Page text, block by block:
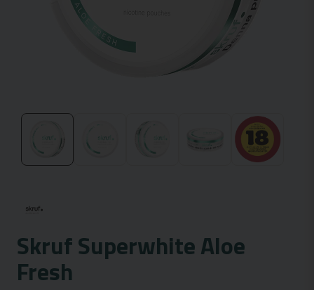
Skruf Superwhite Aloe
Fresh